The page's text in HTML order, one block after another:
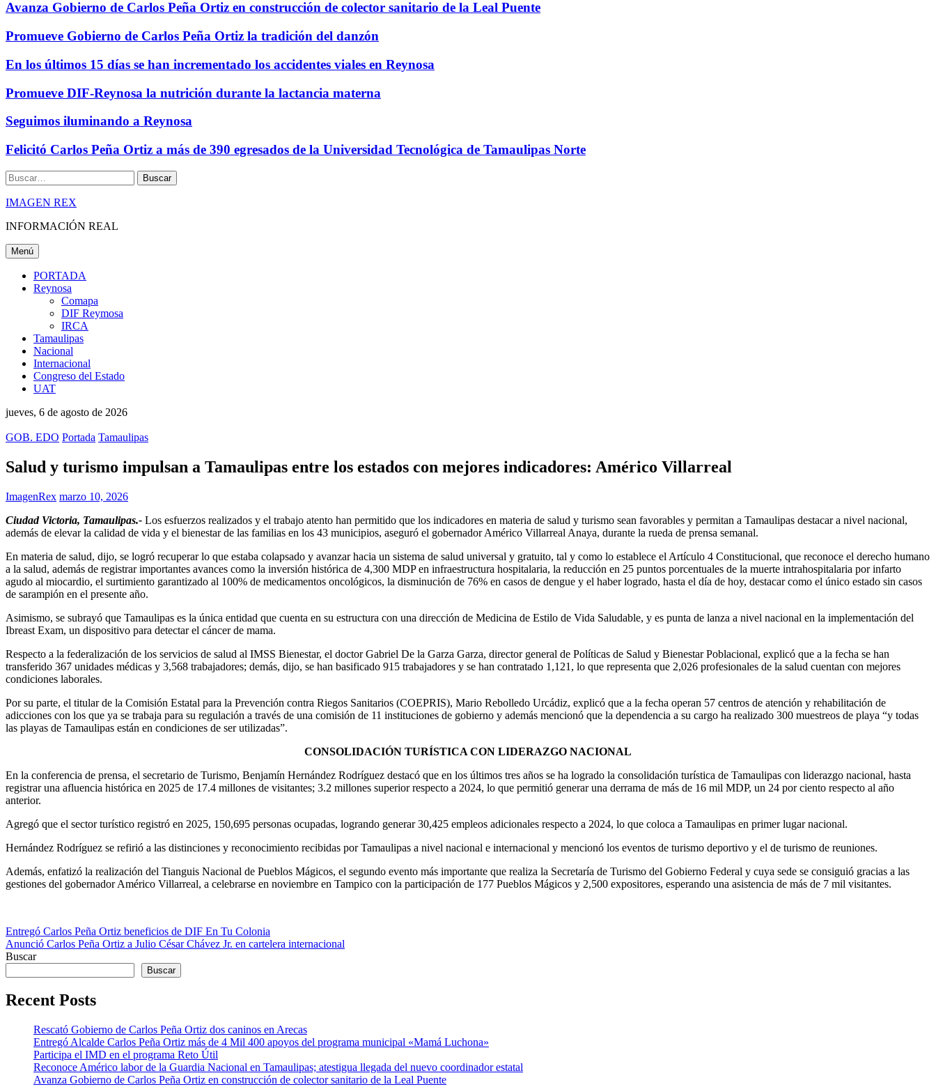
Avanza Gobierno de Carlos Peña Ortiz en construcción de colector sanitario de la Leal Puente
Promueve Gobierno de Carlos Peña Ortiz la tradición del danzón
En los últimos 15 días se han incrementado los accidentes viales en Reynosa
Promueve DIF-Reynosa la nutrición durante la lactancia materna
Seguimos iluminando a Reynosa
Felicitó Carlos Peña Ortiz a más de 390 egresados de la Universidad Tecnológica de Tamaulipas Norte
Buscar
IMAGEN REX
INFORMACIÓN REAL
Menú
PORTADA
Reynosa
Comapa
DIF Reymosa
IRCA
Tamaulipas
Nacional
Internacional
Congreso del Estado
UAT
jueves, 6 de agosto de 2026
GOB. EDO Portada Tamaulipas
Salud y turismo impulsan a Tamaulipas entre los estados con mejores indicadores: Américo Villarreal
ImagenRex marzo 10, 2026
Ciudad Victoria, Tamaulipas.- Los esfuerzos realizados y el trabajo atento han permitido que los indicadores en materia de salud y turismo sean favorables y permitan a Tamaulipas destacar a nivel nacional,
además de elevar la calidad de vida y el bienestar de las familias en los 43 municipios, aseguró el gobernador Américo Villarreal Anaya, durante la rueda de prensa semanal.
En materia de salud, dijo, se logró recuperar lo que estaba colapsado y avanzar hacia un sistema de salud universal y gratuito, tal y como lo establece el Artículo 4 Constitucional, que reconoce el derecho humano
a la salud, además de registrar importantes avances como la inversión histórica de 4,300 MDP en infraestructura hospitalaria, la reducción en 25 puntos porcentuales de la muerte intrahospitalaria por infarto
agudo al miocardio, el surtimiento garantizado al 100% de medicamentos oncológicos, la disminución de 76% en casos de dengue y el haber logrado, hasta el día de hoy, destacar como el único estado sin casos
de sarampión en el presente año.
Asimismo, se subrayó que Tamaulipas es la única entidad que cuenta en su estructura con una dirección de Medicina de Estilo de Vida Saludable, y es punta de lanza a nivel nacional en la implementación del
Ibreast Exam, un dispositivo para detectar el cáncer de mama.
Respecto a la federalización de los servicios de salud al IMSS Bienestar, el doctor Gabriel De la Garza Garza, director general de Políticas de Salud y Bienestar Poblacional, explicó que a la fecha se han
transferido 367 unidades médicas y 3,568 trabajadores; demás, dijo, se han basificado 915 trabajadores y se han contratado 1,121, lo que representa que 2,026 profesionales de la salud cuentan con mejores
condiciones laborales.
Por su parte, el titular de la Comisión Estatal para la Prevención contra Riegos Sanitarios (COEPRIS), Mario Rebolledo Urcádiz, explicó que a la fecha operan 57 centros de atención y rehabilitación de
adicciones con los que ya se trabaja para su regulación a través de una comisión de 11 instituciones de gobierno y además mencionó que la dependencia a su cargo ha realizado 300 muestreos de playa “y todas
las playas de Tamaulipas están en condiciones de ser utilizadas”.
CONSOLIDACIÓN TURÍSTICA CON LIDERAZGO NACIONAL
En la conferencia de prensa, el secretario de Turismo, Benjamín Hernández Rodríguez destacó que en los últimos tres años se ha logrado la consolidación turística de Tamaulipas con liderazgo nacional, hasta
registrar una afluencia histórica en 2025 de 17.4 millones de visitantes; 3.2 millones superior respecto a 2024, lo que permitió generar una derrama de más de 16 mil MDP, un 24 por ciento respecto al año
anterior.
Agregó que el sector turístico registró en 2025, 150,695 personas ocupadas, logrando generar 30,425 empleos adicionales respecto a 2024, lo que coloca a Tamaulipas en primer lugar nacional.
Hernández Rodríguez se refirió a las distinciones y reconocimiento recibidas por Tamaulipas a nivel nacional e internacional y mencionó los eventos de turismo deportivo y el de turismo de reuniones.
Además, enfatizó la realización del Tianguis Nacional de Pueblos Mágicos, el segundo evento más importante que realiza la Secretaría de Turismo del Gobierno Federal y cuya sede se consiguió gracias a las
gestiones del gobernador Américo Villarreal, a celebrarse en noviembre en Tampico con la participación de 177 Pueblos Mágicos y 2,500 expositores, esperando una asistencia de más de 7 mil visitantes.
Navegación
de
Entregó Carlos Peña Ortiz beneficios de DIF En Tu Colonia
Anunció Carlos Peña Ortiz a Julio César Chávez Jr. en cartelera internacional
Buscar
Buscar
Recent Posts
Rescató Gobierno de Carlos Peña Ortiz dos caninos en Arecas
Entregó Alcalde Carlos Peña Ortiz más de 4 Mil 400 apoyos del programa municipal «Mamá Luchona»
Participa el IMD en el programa Reto Útil
Reconoce Américo labor de la Guardia Nacional en Tamaulipas; atestigua llegada del nuevo coordinador estatal
Avanza Gobierno de Carlos Peña Ortiz en construcción de colector sanitario de la Leal Puente